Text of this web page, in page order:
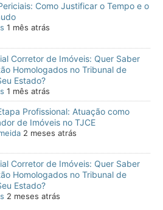
Como Justificar o Tempo e o
1 mês atrás
Corretor de Imóveis: Quer Saber
Homologados no Tribunal de
Estado?
1 mês atrás
Profissional: Atuação como
de Imóveis no TJCE
2 meses atrás
Corretor de Imóveis: Quer Saber
Homologados no Tribunal de
Estado?
2 meses atrás